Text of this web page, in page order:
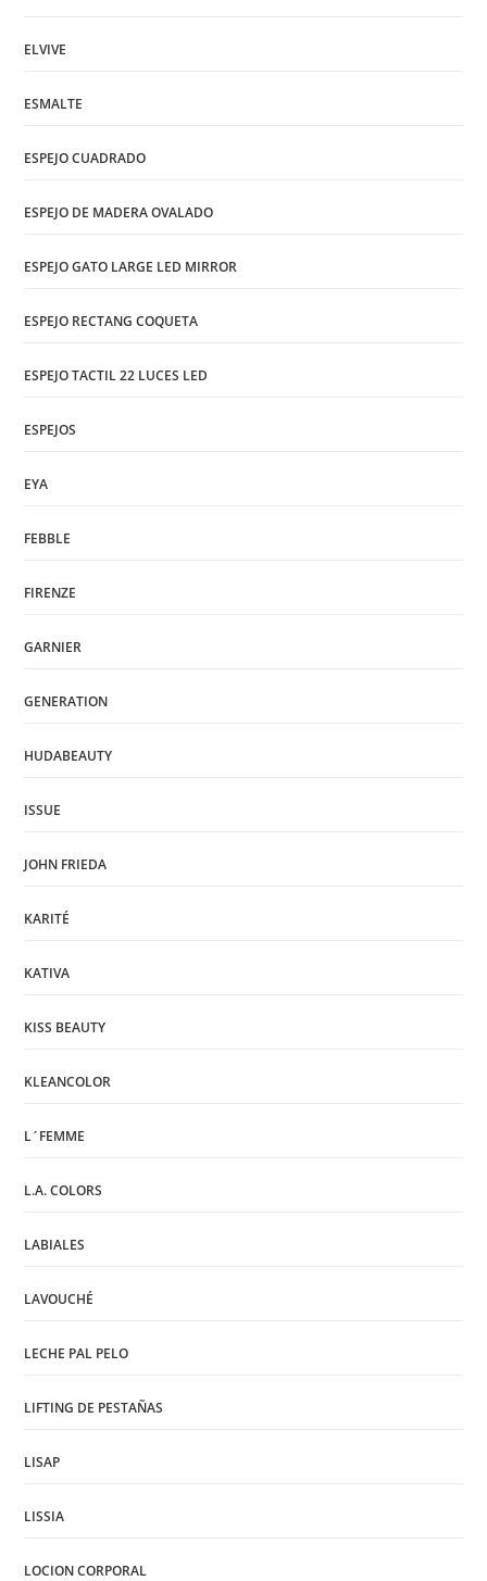
ELVIVE
ESMALTE
ESPEJO CUADRADO
ESPEJO DE MADERA OVALADO
ESPEJO GATO LARGE LED MIRROR
ESPEJO RECTANG COQUETA
ESPEJO TACTIL 22 LUCES LED
ESPEJOS
EYA
FEBBLE
FIRENZE
GARNIER
GENERATION
HUDABEAUTY
ISSUE
JOHN FRIEDA
KARITÉ
KATIVA
KISS BEAUTY
KLEANCOLOR
L´FEMME
L.A. COLORS
LABIALES
LAVOUCHÉ
LECHE PAL PELO
LIFTING DE PESTAÑAS
LISAP
LISSIA
LOCION CORPORAL